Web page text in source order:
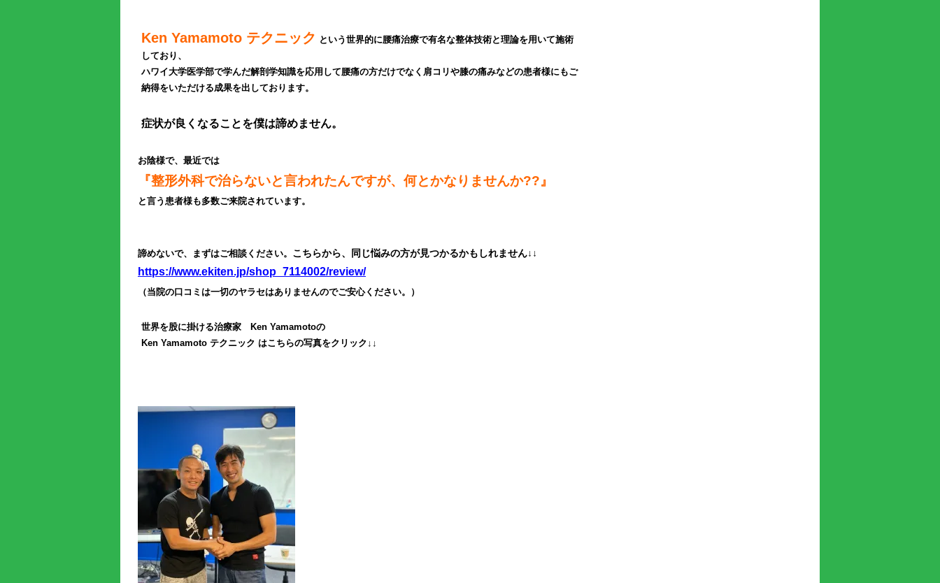
Ken Yamamoto テクニック という世界的に腰痛治療で有名な整体技術と理論を用いて施術
しており、
ハワイ大学医学部で学んだ解剖学知識を応用して腰痛の方だけでなく肩コリや膝の痛みなどの患者様にもご
納得をいただける成果を出しております。
症状が良くなることを僕は諦めません。
お陰様で、最近では
『整形外科で治らないと言われたんですが、何とかなりませんか??』
と言う患者様も多数ご来院されています。
諦めないで、まずはご相談ください。 こちらから、同じ悩みの方が見つかるかもしれません↓↓
https://www.ekiten.jp/shop_7114002/review/
（当院の口コミは一切のヤラセはありませんのでご安心ください。）
世界を股に掛ける治療家 Ken Yamamotoの
Ken Yamamoto テクニック はこちらの写真をクリック↓↓